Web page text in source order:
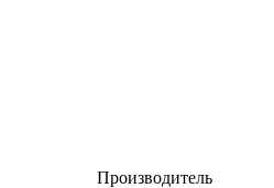
Производитель